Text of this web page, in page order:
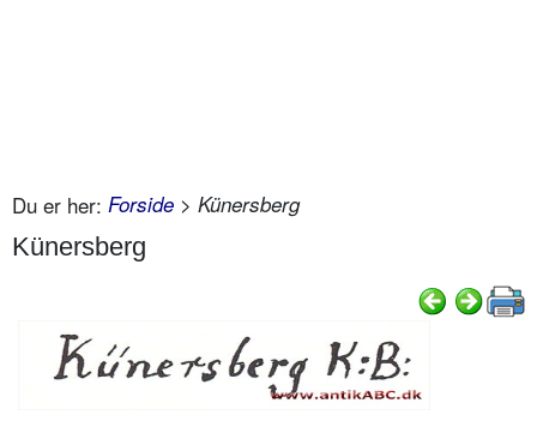
Du er her: Forside > Künersberg
Künersberg